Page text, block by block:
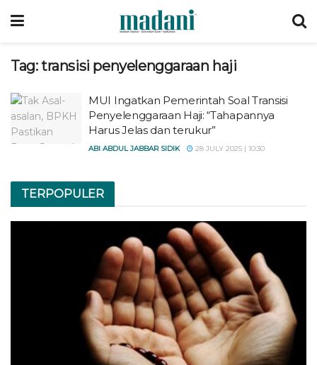
Tag:transisi penyelenggaraan haji
MUI Ingatkan Pemerintah Soal Transisi
Penyelenggaraan Haji: “Tahapannya
Harus Jelas dan terukur”
ABI ABDUL JABBAR SIDIK 28 JULY 2025 | 10:30
TERPOPULER